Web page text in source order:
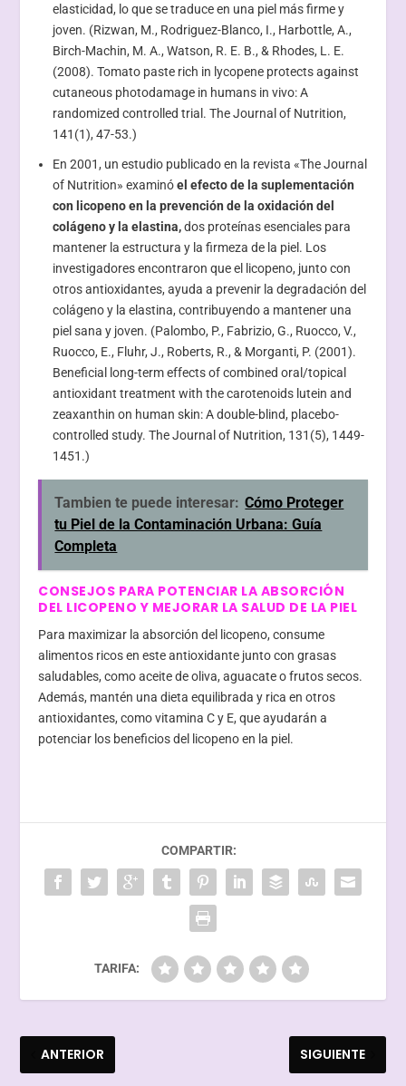
elasticidad, lo que se traduce en una piel más firme y
joven. (Rizwan, M., Rodriguez-Blanco, I., Harbottle, A.,
Birch-Machin, M. A., Watson, R. E. B., & Rhodes, L. E.
(2008). Tomato paste rich in lycopene protects against
cutaneous photodamage in humans in vivo: A
randomized controlled trial. The Journal of Nutrition,
141(1), 47-53.)
En 2001, un estudio publicado en la revista «The Journal
of Nutrition» examinóel efecto de la suplementación
con licopeno en la prevención de la oxidación del
colágeno y la elastina,dos proteínas esenciales para
mantener la estructura y la firmeza de la piel. Los
investigadores encontraron que el licopeno, junto con
otros antioxidantes, ayuda a prevenir la degradación del
colágeno y la elastina, contribuyendo a mantener una
piel sana y joven. (Palombo, P., Fabrizio, G., Ruocco, V.,
Ruocco, E., Fluhr, J., Roberts, R., & Morganti, P. (2001).
Beneficial long-term effects of combined oral/topical
antioxidant treatment with the carotenoids lutein and
zeaxanthin on human skin: A double-blind, placebo-
controlled study. The Journal of Nutrition, 131(5), 1449-
1451.)
Tambien te puede interesar: Cómo Proteger
tu Piel de la Contaminación Urbana: Guía
Completa
CONSEJOS PARA POTENCIAR LA ABSORCIÓN
DEL LICOPENO Y MEJORAR LA SALUD DE LA PIEL
Para maximizar la absorción del licopeno, consume
alimentos ricos en este antioxidante junto con grasas
saludables, como aceite de oliva, aguacate o frutos secos.
Además, mantén una dieta equilibrada y rica en otros
antioxidantes, como vitamina C y E, que ayudarán a
potenciar los beneficios del licopeno en la piel.
COMPARTIR:
TARIFA:
ANTERIOR SIGUIENTE